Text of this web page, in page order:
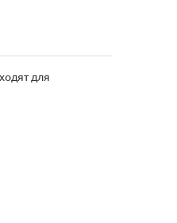
для